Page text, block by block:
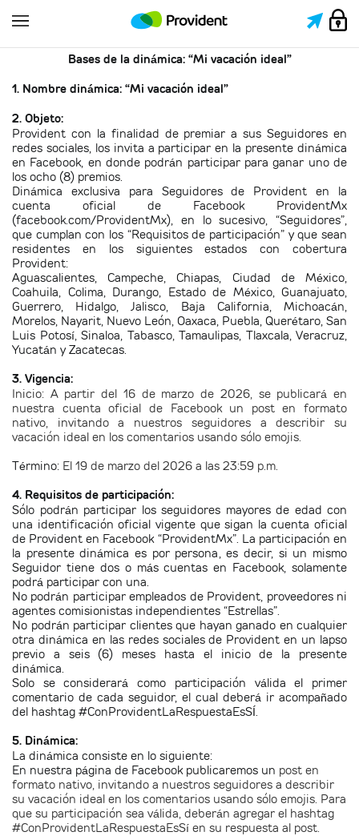
Bases de la dinámica: “Mi vacación ideal”
1. Nombre dinámica: “Mi vacación ideal”
2. Objeto:
Provident con la finalidad de premiar a sus Seguidores en
redes sociales, los invita a participar en la presente dinámica
en Facebook, en donde podrán participar para ganar uno de
los ocho (8) premios.
Dinámica exclusiva para Seguidores de Provident en la
cuenta oficial de Facebook ProvidentMx
(facebook.com/ProvidentMx), en lo sucesivo, “Seguidores”,
que cumplan con los “Requisitos de participación” y que sean
residentes en los siguientes estados con cobertura
Provident:
Aguascalientes, Campeche, Chiapas, Ciudad de México,
Coahuila, Colima, Durango, Estado de México, Guanajuato,
Guerrero, Hidalgo, Jalisco, Baja California, Michoacán,
Morelos, Nayarit, Nuevo León, Oaxaca, Puebla, Querétaro, San
Luis Potosí, Sinaloa, Tabasco, Tamaulipas, Tlaxcala, Veracruz,
Yucatán y Zacatecas.
3. Vigencia:
Inicio: A partir del 16 de marzo de 2026, se publicará en
nuestra cuenta oficial de Facebook un post en formato
nativo, invitando a nuestros seguidores a describir su
vacación ideal en los comentarios usando sólo emojis.
Término: El 19 de marzo del 2026 a las 23:59 p.m.
4. Requisitos de participación:
Sólo podrán participar los seguidores mayores de edad con
una identificación oficial vigente que sigan la cuenta oficial
de Provident en Facebook “ProvidentMx”. La participación en
la presente dinámica es por persona, es decir, si un mismo
Seguidor tiene dos o más cuentas en Facebook, solamente
podrá participar con una.
No podrán participar empleados de Provident, proveedores ni
agentes comisionistas independientes “Estrellas”.
No podrán participar clientes que hayan ganado en cualquier
otra dinámica en las redes sociales de Provident en un lapso
previo a seis (6) meses hasta el inicio de la presente
dinámica.
Solo se considerará como participación válida el primer
comentario de cada seguidor, el cual deberá ir acompañado
del hashtag #ConProvidentLaRespuestaEsSÍ.
5. Dinámica:
La dinámica consiste en lo siguiente:
En nuestra página de Facebook publicaremos un post en
formato nativo, invitando a nuestros seguidores a describir
su vacación ideal en los comentarios usando sólo emojis. Para
que su participación sea válida, deberán agregar el hashtag
#ConProvidentLaRespuestaEsSí en su respuesta al post.